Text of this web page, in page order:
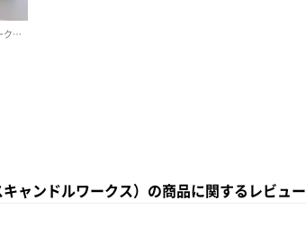
ャンドルワークス）の商品に関するレビュー